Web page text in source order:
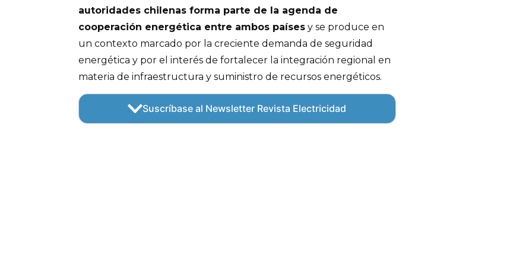
autoridades chilenas forma parte de la agenda de
cooperación energética entre ambos países y se produce en
un contexto marcado por la creciente demanda de seguridad
energética y por el interés de fortalecer la integración regional en
materia de infraestructura y suministro de recursos energéticos.
Suscríbase al Newsletter Revista Electricidad